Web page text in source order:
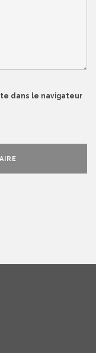
dans le navigateur